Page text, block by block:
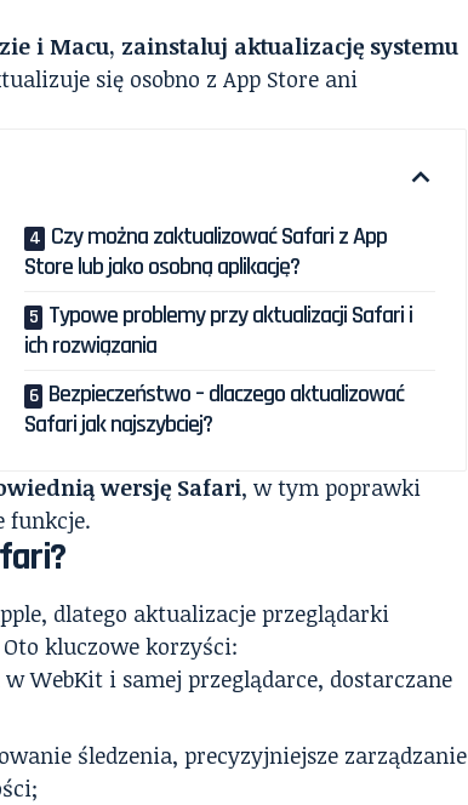
i Macu, zainstaluj aktualizację systemu
się osobno z App Store ani
Czy można zaktualizować Safari z App
Store lub jako osobną aplikację?
Typowe problemy przy aktualizacji Safari i
ich rozwiązania
Bezpieczeństwo – dlaczego aktualizować
Safari jak najszybciej?
wersję Safari, w tym poprawki
funkcje.
dlatego aktualizacje przeglądarki
Oto kluczowe korzyści:
WebKit i samej przeglądarce, dostarczane
śledzenia, precyzyjniejsze zarządzanie